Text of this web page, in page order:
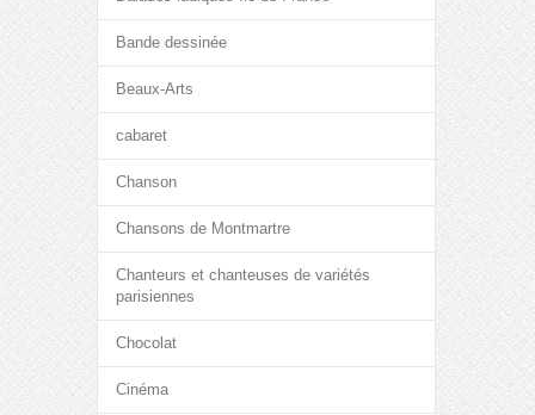
Bande dessinée
Beaux-Arts
cabaret
Chanson
Chansons de Montmartre
Chanteurs et chanteuses de variétés
parisiennes
Chocolat
Cinéma